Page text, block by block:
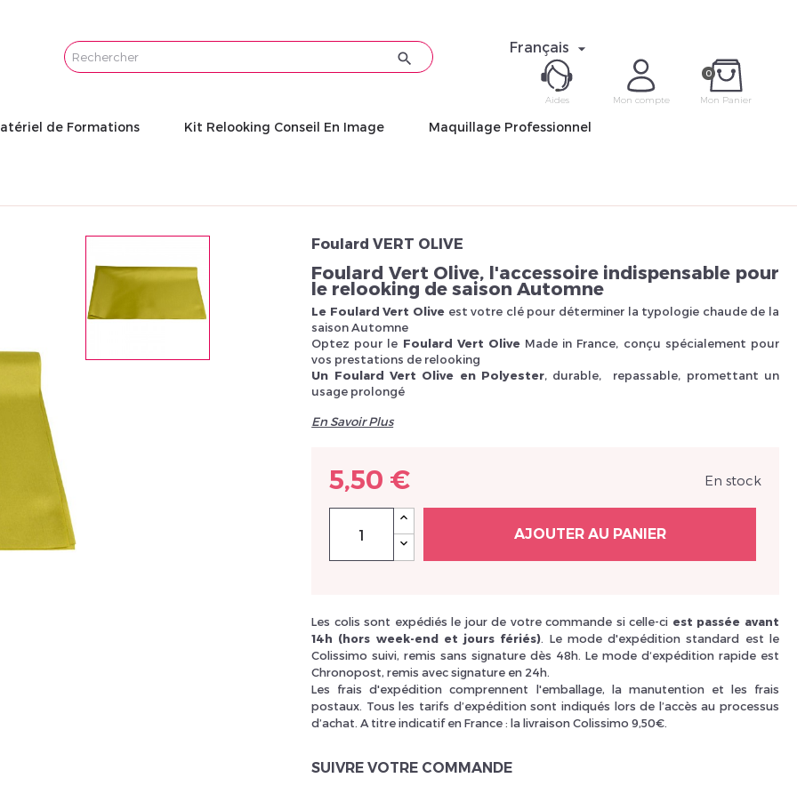

Français 
0
Mon Panier
Mon compte
Email
Mot de
Déjà
réinitialiser votre mot de passe
réinitialiser
Aides
de Formations Kit Relooking Conseil En Image Maquillage Professionnel
Foulard VERT OLIVE
Foulard Vert Olive, l'accessoire indispensable pour
le relooking de saison Automne
Le Foulard Vert Oliveest votre clé pour déterminer la typologie chaude de la
saison Automne
Optez pour le Foulard Vert Olive Made in France, conçu spécialement pour
vos prestations de relooking
Un Foulard Vert Olive en Polyester, durable, repassable, promettant un
usage prolongé
En Savoir Plus
5,50 € En stock
AJOUTER AU PANIER
Les colis sont expédiés le jour de votre commande si celle-ci est passée avant
14h (hors week-end et jours fériés) . Le mode d'expédition standard est le
Colissimo suivi, remis sans signature dès 48h. Le mode d‘expédition rapide est
Chronopost, remis avec signature en 24h.
Les frais d'expédition comprennent l'emballage, la manutention et les frais
postaux. Tous les tarifs d’expédition sont indiqués lors de l’accès au processus
d’achat. A titre indicatif en France : la livraison Colissimo 9,50€.
SUIVRE VOTRE COMMANDE